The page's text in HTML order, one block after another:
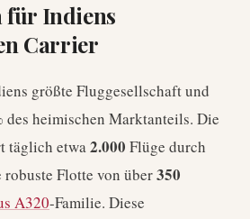
für Indiens
Carrier
größte Fluggesellschaft und
des heimischen Marktanteils. Die
täglich etwa2.000 Flüge durch
Flotte von über350
A320-Familie. Diese